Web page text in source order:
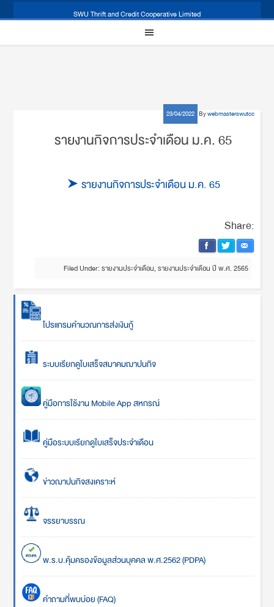
SWU Thrift and Credit Cooperative Limited
23/04/2022 Bywebmasterswutcc
รายงานกิจการประจำเดือน ม.ค. 65
รายงานกิจการประจำเดือน ม.ค. 65
Share:
Filed Under:รายงานประจำเดือน,รายงานประจำเดือน ปี พ.ศ. 2565
โปรแกรมคำนวณการส่งเงินกู้
ระบบเรียกดูใบเสร็จสมาคมฌาปนกิจ
คู่มือการใช้งาน Mobile App สหกรณ์
คู่มือระบบเรียกดูใบเสร็จประจำเดือน
ข่าวฌาปนกิจสงเคราะห์
จรรยาบรรณ
พ.ร.บ.คุ้มครองข้อมูลส่วนบุคคล พ.ศ.2562 (PDPA)
คำถามที่พบบ่อย (FAQ)